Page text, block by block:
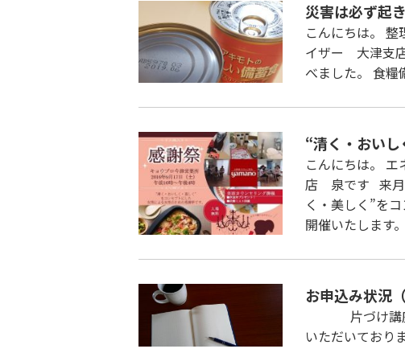
災害は必ず起
こんにちは。
イザー 大津支
べました。 食
“清く・おい
こんにちは。
店 泉です 来月
く・美しく”を
開催いたします
お申込み状況
片づけ講座
いただいており